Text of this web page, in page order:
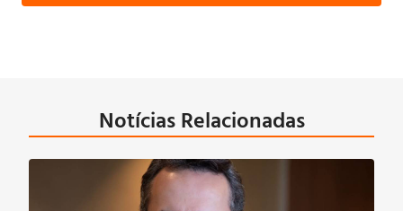
Notícias Relacionadas